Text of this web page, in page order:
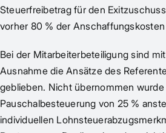
Steuerfreibetrag für den
vorher 80 % der
Bei der Mitarbeiterbeteiligung sind
Ausnahme die Ansätze des
geblieben. Nicht übernommen
Pauschalbesteuerung von 25 %
individuellen